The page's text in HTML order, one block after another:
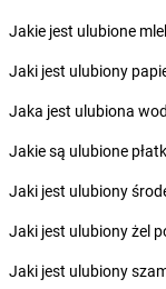
Żabka Brzoskwinia
Żabka
Brzostek
Żabka
Żabka Brzozów
Żabka
Brzozówka
Bucz
Żabka Buczkowice
Żabka
Budziechów
Żabka
Budziszewice
Żabka Budzów
Jakie jest ulubione
Jaki jest ulubiony
Jaka jest ulubiona
Jakie są ulubione
Jaki jest ulubiony
Jaki jest ulubiony żel
Jaki jest ulubiony